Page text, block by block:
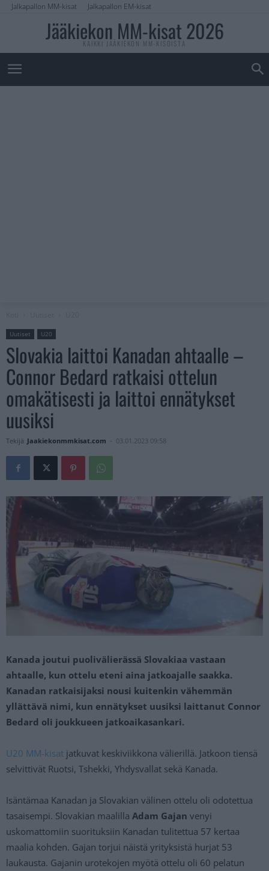
Jalkapallon MM-kisat Jalkapallon EM-kisat
Jääkiekon MM-kisat 2026
KAIKKI JÄÄKIEKON MM-KISOISTA
Uutiset U20
Slovakia laittoi Kanadan ahtaalle –
Connor Bedard ratkaisi ottelun
omakätisesti ja laittoi ennätykset
uusiksi
Tekijä Jaakiekonmmkisat.com - 03.01.2023 09:58
Kanada joutui puolivälierässä Slovakiaa vastaan
ahtaalle, kun ottelu eteni aina jatkoajalle saakka.
Kanadan ratkaisijaksi nousi kuitenkin vähemmän
yllättävä nimi, kun ennätykset uusiksi laittanut Connor
Bedard oli joukkueen jatkoaikasankari.
U20 MM-kisat jatkuvat keskiviikkona välierillä. Jatkoon tiensä
selvittivät Ruotsi, Tshekki, Yhdysvallat sekä Kanada.
Isäntämaa Kanadan ja Slovakian välinen ottelu oli odotettua
tasaisempi. Slovakian maalilla Adam Gajan venyi
uskomattomiin suorituksiin Kanadan tulitettua 57 kertaa
maalia kohden. Gajan torjui näistä yrityksistä hurjat 53
laukausta. Gajanin urotekojen myötä ottelu oli 60 pelatun